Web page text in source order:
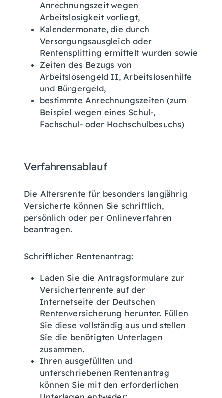
Anrechnungszeit wegen
Arbeitslosigkeit vorliegt,
Kalendermonate, die durch
Versorgungsausgleich oder
Rentensplitting ermittelt wurden sowie
Zeiten des Bezugs von
Arbeitslosengeld II, Arbeitslosenhilfe
und Bürgergeld,
bestimmte Anrechnungszeiten (zum
Beispiel wegen eines Schul-,
Fachschul- oder Hochschulbesuchs)
Verfahrensablauf
Die Altersrente für besonders langjährig
Versicherte können Sie schriftlich,
persönlich oder per Onlineverfahren
beantragen.
Schriftlicher Rentenantrag:
Laden Sie die Antragsformulare zur
Versichertenrente auf der
Internetseite der Deutschen
Rentenversicherung herunter. Füllen
Sie diese vollständig aus und stellen
Sie die benötigten Unterlagen
zusammen.
Ihren ausgefüllten und
unterschriebenen Rentenantrag
können Sie mit den erforderlichen